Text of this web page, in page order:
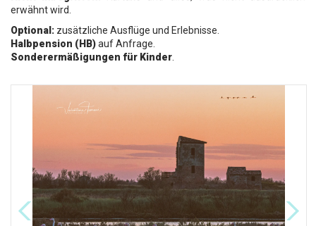
erwähnt wird.
Optional: zusätzliche Ausflüge und Erlebnisse.
Halbpension (HB)auf Anfrage.
Sonderermäßigungen für Kinder